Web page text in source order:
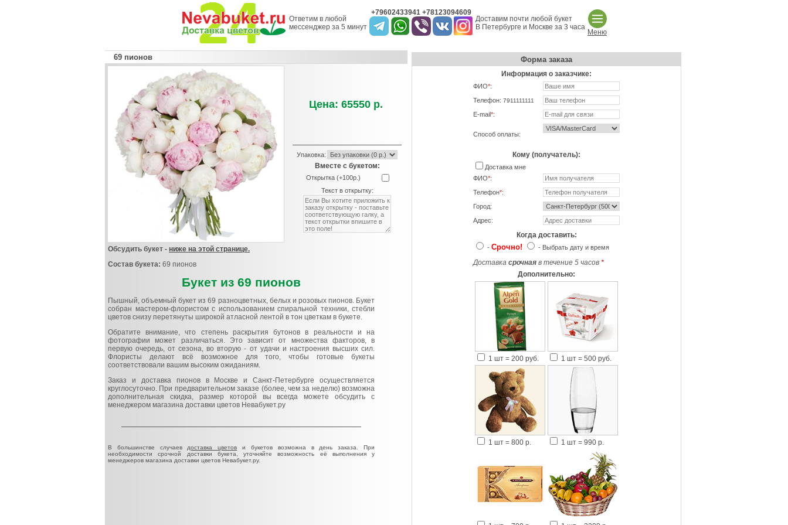
Ответим в любой
мессенджер за 5 минут
+79602433941 +78123094609
Доставим почти любой букет
В Петербурге и Москве за 3 часа
Меню
69 пионов
Цена: 65550 р.
Упаковка:
Вместе с букетом:
Открытка (+100р.)
Текст в открытку:
Обсудить букет - ниже на этой странице.
Состав букета: 69 пионов
Букет из 69 пионов
Пышный, объемный букет из 69 разноцветных, белых и розовых пионов. Букет
собран мастером-флористом с использованием спиральной техники, стебли
цветов снизу перетянуты широкой атласной лентой в тон цветкам в букете.
Обратите внимание, что степень раскрытия бутонов в реальности и на
фотографии может различаться. Это зависит от множества факторов, в
первую очередь, от сезона, во вторую - от удачи и настроения высших сил.
Флористы делают всё возможное для того, чтобы готовые букеты
соответствовали вашим высоким ожиданиям.
Заказ и доставка пионов в Москве и Санкт-Петербурге осуществляется
круглосуточно. При предварительном заказе (более, чем за неделю) возможна
дополнительная скидка, размер которой вы всегда можете обсудить с
менеджером магазина доставки цветов Невабукет.ру
В большинстве случаев доставка цветов и букетов возможна в день заказа. При
необходимости срочной доставки букета, уточняйте возможность её выполнения у
менеджеров магазина доставки цветов Невабукет.ру.
Форма заказа
Информация о заказчике:
ФИО*:
Телефон: 7911111111
E-mail*:
Способ оплаты:
Кому (получатель):
Доставка мне
ФИО*:
Телефон*:
Город:
Адрес:
Когда доставить:
- Срочно! - Выбрать дату и время
Доставка срочная в течение 5 часов *
Дополнительно:
1 шт = 200 руб. 1 шт = 500 руб.
1 шт = 800 р. 1 шт = 990 р.